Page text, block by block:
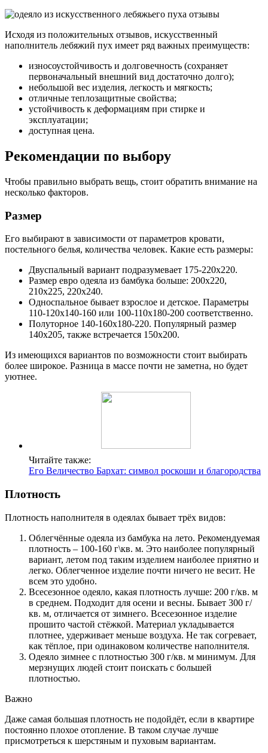
Исходя из положительных отзывов, искусственный
наполнитель лебяжий пух имеет ряд важных преимуществ:
износоустойчивость и долговечность (сохраняет
первоначальный внешний вид достаточно долго);
небольшой вес изделия, легкость и мягкость;
отличные теплозащитные свойства;
устойчивость к деформациям при стирке и
эксплуатации;
доступная цена.
Рекомендации по выбору
Чтобы правильно выбрать вещь, стоит обратить внимание на
несколько факторов.
Размер
Его выбирают в зависимости от параметров кровати,
постельного белья, количества человек. Какие есть размеры:
Двуспальный вариант подразумевает 175-220х220.
Размер евро одеяла из бамбука больше: 200х220,
210х225, 220х240.
Односпальное бывает взрослое и детское. Параметры
110-120х140-160 или 100-110х180-200 соответственно.
Полуторное 140-160х180-220. Популярный размер
140х205, также встречается 150х200.
Из имеющихся вариантов по возможности стоит выбирать
более широкое. Разница в массе почти не заметна, но будет
уютнее.
Читайте также:
Его Величество Бархат: символ роскоши и благородства
Плотность
Плотность наполнителя в одеялах бывает трёх видов:
Облегчённые одеяла из бамбука на лето. Рекомендуемая
плотность – 100-160 г\кв. м. Это наиболее популярный
вариант, летом под таким изделием наиболее приятно и
легко. Облегченное изделие почти ничего не весит. Не
всем это удобно.
Всесезонное одеяло, какая плотность лучше: 200 г/кв. м
в среднем. Подходит для осени и весны. Бывает 300 г/
кв. м, отличается от зимнего. Всесезонное изделие
прошито частой стёжкой. Материал укладывается
плотнее, удерживает меньше воздуха. Не так согревает,
как тёплое, при одинаковом количестве наполнителя.
Одеяло зимнее с плотностью 300 г/кв. м минимум. Для
мерзнущих людей стоит поискать с большей
плотностью.
Важно
Даже самая большая плотность не подойдёт, если в квартире
постоянно плохое отопление. В таком случае лучше
присмотреться к шерстяным и пуховым вариантам.